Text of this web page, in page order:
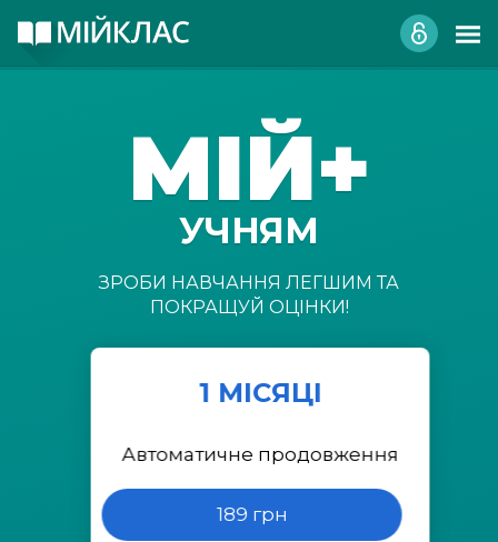
МІЙ+
УЧНЯМ
ЗРОБИ НАВЧАННЯ ЛЕГШИМ ТА
ПОКРАЩУЙ ОЦІНКИ!
1 МІСЯЦІ
Автоматичне продовження
189 грн